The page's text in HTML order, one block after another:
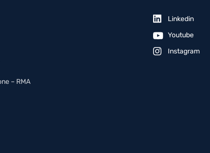
– RMA
Linkedin
Youtube
Instagram